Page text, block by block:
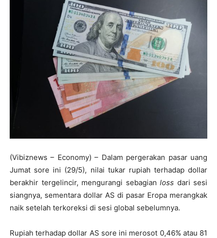
(Vibiznews – Economy) – Dalam pergerakan pasar uang
Jumat sore ini (29/5), nilai tukar rupiah terhadap dollar
berakhir tergelincir, mengurangi sebagian loss dari sesi
siangnya, sementara dollar AS di pasar Eropa merangkak
naik setelah terkoreksi di sesi global sebelumnya.
Rupiah terhadap dollar AS sore ini merosot 0,46% atau 81